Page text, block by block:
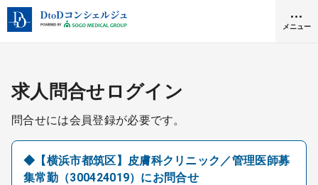
メニュー
クリニック開業
DtoDとは
求人問合せログイン
問合せには会員登録が必要です。
◆【横浜市都筑区】皮膚科クリニック／管理医師募
集常勤（300424019）にお問合せ